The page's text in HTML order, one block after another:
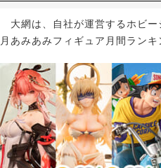
大網は、自社が運営するホビー
月あみあみフィギュア月間ランキ